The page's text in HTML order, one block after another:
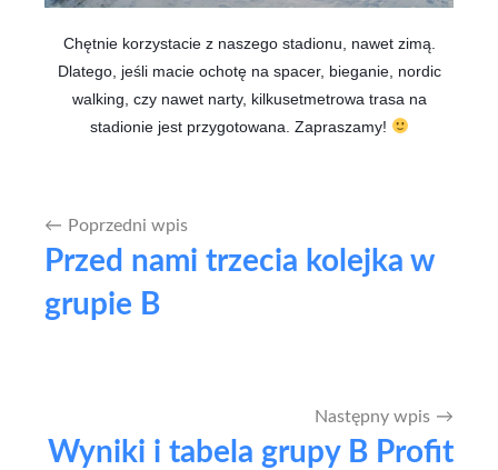
Chętnie korzystacie z naszego stadionu, nawet zimą.
Dlatego, jeśli macie ochotę na spacer, bieganie, nordic
walking, czy nawet narty, kilkusetmetrowa trasa na
stadionie jest przygotowana. Zapraszamy!
Nawigacja
wpisu
Poprzedni wpis
Przed nami trzecia kolejka w
grupie B
Następny wpis
Wyniki i tabela grupy B Profit